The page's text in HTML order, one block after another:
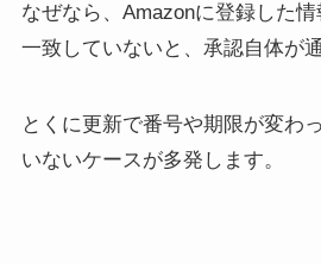
なぜなら、Amazonに登録した
一致していないと、承認自体が
とくに更新で番号や期限が変わ
いないケースが多発します。